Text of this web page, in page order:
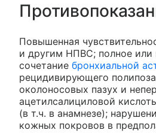
Повышенная
и другим НПВС; полное или
сочетание бронхиальной
рецидивирующего
околоносовых пазух и
ацетилсалициловой
(в т.ч. в анамнезе);
кожных покровов в